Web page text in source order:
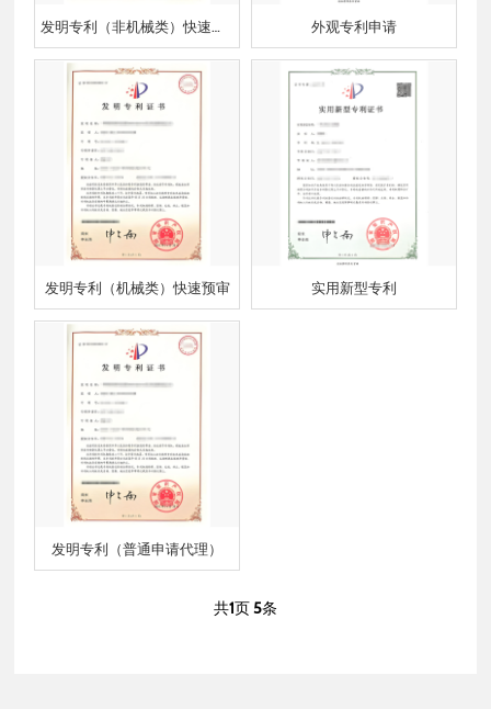
外观专利申请
发明专利（机械类）快速预审 实用新型专利
发明专利（普通申请代理）
共1页5条